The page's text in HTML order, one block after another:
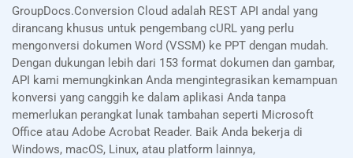
GroupDocs.Conversion Cloud adalah REST API andal yang
dirancang khusus untuk pengembang cURL yang perlu
mengonversi dokumen Word (VSSM) ke PPT dengan mudah.
Dengan dukungan lebih dari 153 format dokumen dan gambar,
API kami memungkinkan Anda mengintegrasikan kemampuan
konversi yang canggih ke dalam aplikasi Anda tanpa
memerlukan perangkat lunak tambahan seperti Microsoft
Office atau Adobe Acrobat Reader. Baik Anda bekerja di
Windows, macOS, Linux, atau platform lainnya,